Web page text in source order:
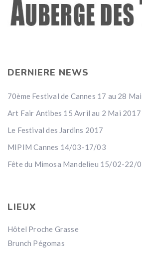
DERNIERE NEWS
70ème Festival de Cannes 17 au 28
Art Fair Antibes 15 Avril au 2 Mai 2017
Le Festival des Jardins 2017
MIPIM Cannes 14/03-17/03
Fête du Mimosa Mandelieu 15/02-22/
LIEUX
Hôtel Proche Grasse
Brunch Pégomas